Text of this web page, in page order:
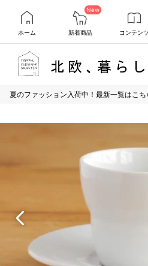
ホーム
New
新着商品 コンテンツ
夏のファッション入荷中！最新一覧はこ